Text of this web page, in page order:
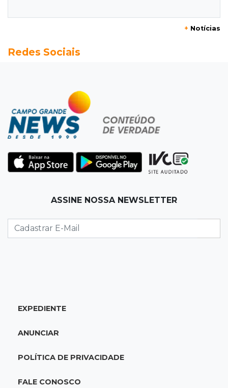
e agora treinam as filhas
Ataque em beco deixa um morto com rosto
deformado e outro ferido
07:2014 de julho
karaokê de Dia dos Pais
A esperança não pode morrer
07:10Previsão
sonho de ser pais chegou
07:03Centro
Briga em bar na 14 termina com rapaz de 21
+ Notícias
Redes Sociais
ASSINE NOSSA NEWSLETTER
EXPEDIENTE
ANUNCIAR
POLÍTICA DE PRIVACIDADE
FALE CONOSCO